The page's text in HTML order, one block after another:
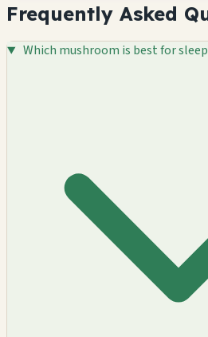
Frequently Asked
Which mushroom is best for